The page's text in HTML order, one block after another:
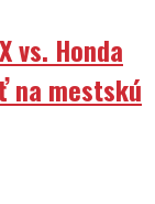
vs. Honda
na mestskú